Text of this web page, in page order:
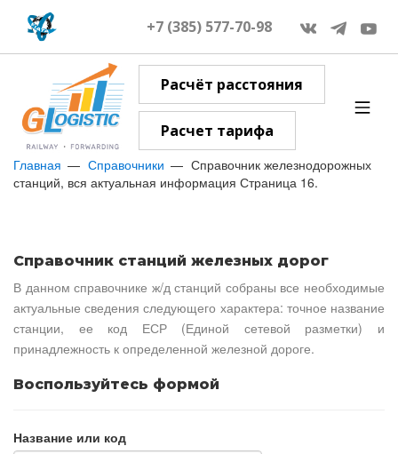
+7 (385) 577-70-98
Расчёт расстояния
Расчет тарифа
Главная Справочники
Справочник железнодорожных
станций, вся актуальная информация Страница 16.
Справочник станций железных дорог
В данном справочнике ж/д станций собраны все необходимые
актуальные сведения следующего характера: точное название
станции, ее код ЕСР (Единой сетевой разметки) и
принадлежность к определенной железной дороге.
Воспользуйтесь формой
Название или код